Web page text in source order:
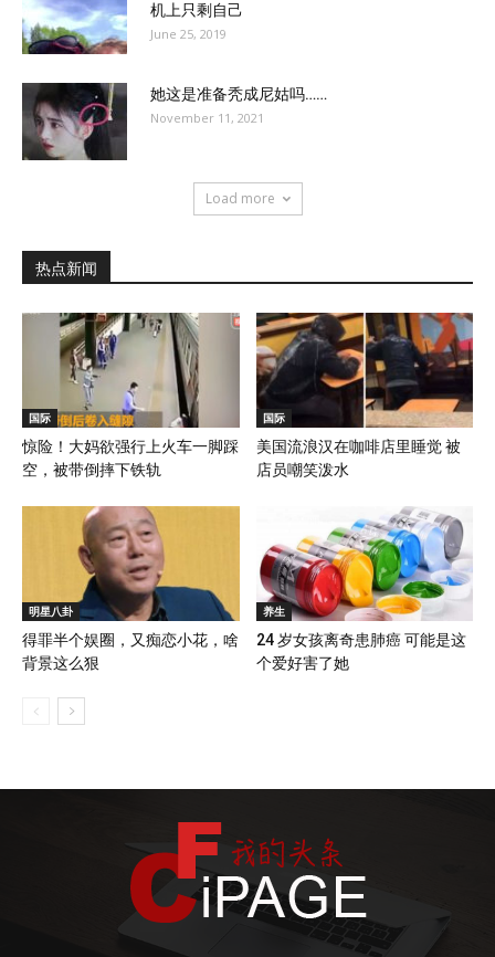
机上只剩自己
June 25, 2019
她这是准备秃成尼姑吗……
November 11, 2021
Load more
热点新闻
国际
惊险！大妈欲强行上火车一脚踩
空，被带倒摔下铁轨
国际
美国流浪汉在咖啡店里睡觉 被
店员嘲笑泼水
明星八卦
得罪半个娱圈，又痴恋小花，啥
背景这么狠
养生
24 岁女孩离奇患肺癌 可能是这
个爱好害了她